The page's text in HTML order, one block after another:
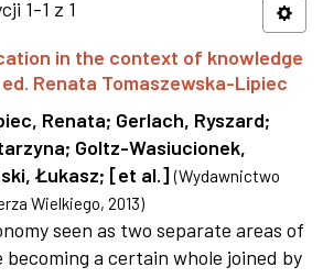
1-1 z 1
in the context of knowledge
Renata Tomaszewska-Lipiec
Renata; Gerlach, Ryszard;
; Goltz-Wasiucionek,
Łukasz; [et al.] (Wydawnictwo
Wielkiego, 2013)
seen as two separate areas of
a certain whole joined by